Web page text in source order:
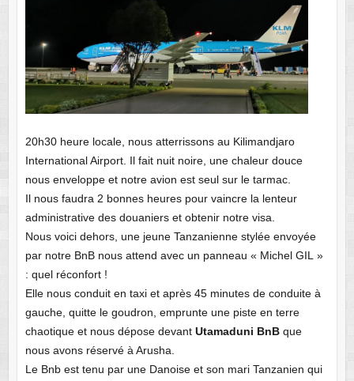
20h30 heure locale, nous atterrissons au Kilimandjaro
International Airport. Il fait nuit noire, une chaleur douce
nous enveloppe et notre avion est seul sur le tarmac.
Il nous faudra 2 bonnes heures pour vaincre la lenteur
administrative des douaniers et obtenir notre visa.
Nous voici dehors, une jeune Tanzanienne stylée envoyée
par notre BnB nous attend avec un panneau « Michel GIL »
: quel réconfort !
Elle nous conduit en taxi et après 45 minutes de conduite à
gauche, quitte le goudron, emprunte une piste en terre
chaotique et nous dépose devant Utamaduni BnBque
nous avons réservé à Arusha.
Le Bnb est tenu par une Danoise et son mari Tanzanien qui